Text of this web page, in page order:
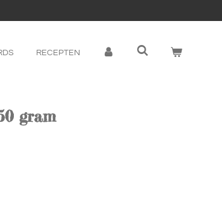
RECEPTEN
gram